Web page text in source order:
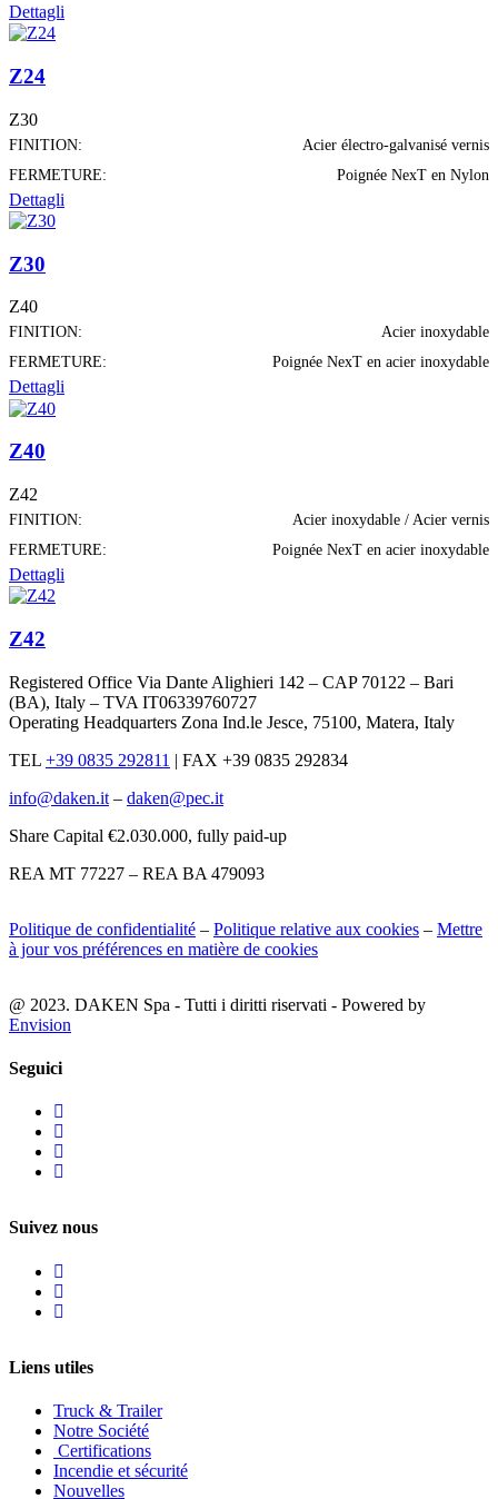
Dettagli
Z24
Z30
FINITION:
Acier électro-galvanisé vernis
FERMETURE:
Poignée NexT en Nylon
Dettagli
Z30
Z40
FINITION:
Acier inoxydable
FERMETURE:
Poignée NexT en acier inoxydable
Dettagli
Z40
Z42
FINITION:
Acier inoxydable / Acier vernis
FERMETURE:
Poignée NexT en acier inoxydable
Dettagli
Z42
Registered Office Via Dante Alighieri 142 – CAP 70122 – Bari
(BA), Italy – TVA IT06339760727
Operating Headquarters Zona Ind.le Jesce, 75100, Matera, Italy
TEL +39 0835 292811 | FAX +39 0835 292834
info@daken.it – daken@pec.it
Share Capital €2.030.000, fully paid-up
REA MT 77227 – REA BA 479093
Politique de confidentialité – Politique relative aux cookies – Mettre
à jour vos préférences en matière de cookies
@ 2023. DAKEN Spa - Tutti i diritti riservati - Powered by
Envision
Seguici
Suivez nous
Liens utiles
Truck & Trailer
Notre Société
Certifications
Incendie et sécurité
Nouvelles